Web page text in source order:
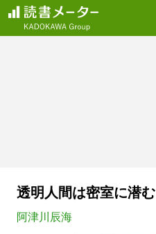
透明人間は密室に潜む
阿津川辰海